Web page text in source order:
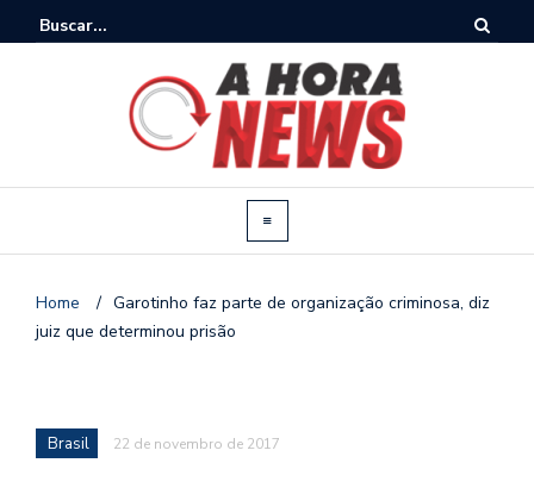
Home / Garotinho faz parte de organização criminosa, diz
juiz que determinou prisão
Brasil 22 de novembro de 2017